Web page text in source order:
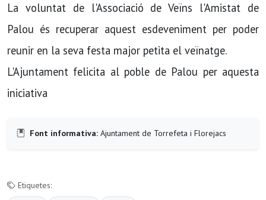
La voluntat de l'Associació de Veïns l'Amistat de
Palou és recuperar aquest esdeveniment per poder
reunir en la seva festa major petita el veïnatge.
L'Ajuntament felicita al poble de Palou per aquesta
iniciativa
Font informativa: Ajuntament de Torrefeta i Florejacs
Etiquetes: